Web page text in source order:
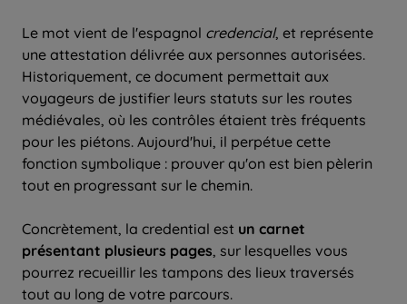
Le mot vient de l'espagnol credencial, et représente
une attestation délivrée aux personnes autorisées.
Historiquement, ce document permettait aux
voyageurs de justifier leurs statuts sur les routes
médiévales, où les contrôles étaient très fréquents
pour les piétons. Aujourd'hui, il perpétue cette
fonction symbolique : prouver qu'on est bien pèlerin
tout en progressant sur le chemin.
Concrètement, la credential est un carnet
présentant plusieurs pages, sur lesquelles vous
pourrez recueillir les tampons des lieux traversés
tout au long de votre parcours.